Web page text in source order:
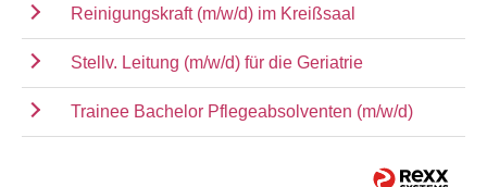
Reinigungskraft (m/w/d) im Kreißsaal
Stellv. Leitung (m/w/d) für die Geriatrie
Trainee Bachelor Pflegeabsolventen (m/w/d)